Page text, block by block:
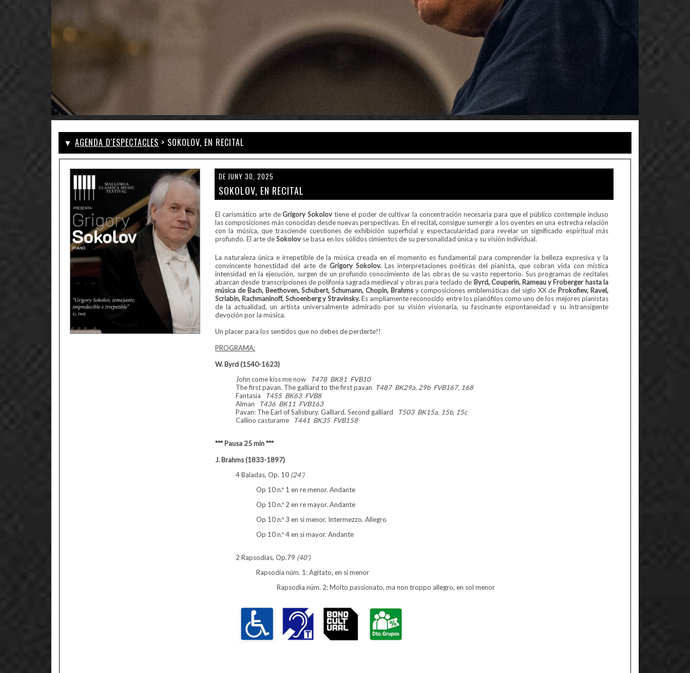
▼AGENDA D'ESPECTACLES > SOKOLOV, EN RECITAL
DE JUNY 30, 2025
SOKOLOV, EN RECITAL
El carismático arte deGrigory Sokolov tiene el poder de cultivar la concentración necesaria para que el público contemple incluso
las composiciones más conocidas desde nuevas perspectivas. En el recital,consigue sumergir a los oyentes en una estrecha relación
con la música, que trasciende cuestiones de exhibición superficial y espectacularidad para revelar un significado espiritual más
profundo. El arte deSokolov se basa en los sólidos cimientos de su personalidad única y su visión individual.
La naturaleza única e irrepetible de la música creada en el momento es fundamental para comprender la belleza expresiva y la
convincente honestidad del arte deGrigory Sokolov.Las interpretaciones poéticas del pianista, que cobran vida con mística
intensidad en la ejecución, surgen de un profundo conocimiento de las obras de su vasto repertorio. Sus programas de recitales
abarcan desde transcripciones de polifonía sagrada medieval y obras para teclado de Byrd, Couperin, Rameau y Froberger hasta la
música de Bach, Beethoven, Schubert, Schumann, Chopin, Brahms y composiciones emblemáticas del siglo XX de Prokofiev, Ravel,
Scriabin, Rachmaninoff, Schoenberg y Stravinsky.Es ampliamente reconocido entre los pianófilos como uno de los mejores pianistas
de la actualidad, un artista universalmente admirado por su visión visionaria, su fascinante espontaneidad y su intransigente
devoción por la música.
Un placer para los sentidos que no debes de perderte!!
PROGRAMA:
W. Byrd (1540-1623)
John come kiss me now
T478 BK81 FVB10
The first pavan. The galliard to the first pavan T487 BK29a, 29b FVB167, 168
Fantasia
T455 BK63 FVB8
Alman
T436 BK11 FVB163
Pavan: The Earl of Salisbury. Galliard. Second galliard
T503 BK15a, 15b, 15c
Callino casturame
T441 BK35 FVB158
*** Pausa 25 min ***
J. Brahms (1833-1897)
4 Baladas, Op. 10 (24’)
Op 10 n.º 1 en re menor. Andante
Op 10 n.º 2 en re mayor. Andante
Op 10 n.º 3 en si menor. Intermezzo. Allegro
Op 10 n.º 4 en si mayor. Andante
2 Rapsodias, Op.79 (40’)
Rapsodia núm. 1: Agitato, en si menor
Rapsodia núm. 2: Molto passionato, ma non troppo allegro, en sol menor